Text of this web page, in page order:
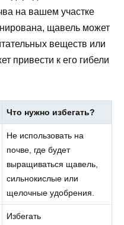
на вашем участке
щавель может
веществ или
привести к его гибели
Что нужно избегать?
Не использовать на
почве, где будет
выращиваться щавель,
сильнокислые или
щелочные удобрения.
Избегать